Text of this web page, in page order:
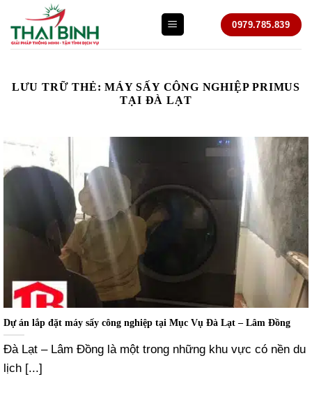
qua
nội
0979.785.839
LƯU TRỮ THẺ:MÁY SẤY CÔNG NGHIỆP PRIMUS
TẠI ĐÀ LẠT
Dự án lắp đặt máy sấy công nghiệp tại Mục Vụ Đà Lạt – Lâm Đồng
Đà Lạt – Lâm Đồng là một trong những khu vực có nền du
lịch [...]